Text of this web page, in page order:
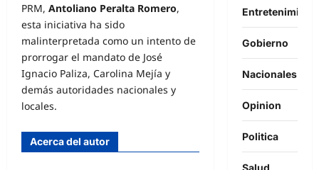
PRM, Antoliano Peralta Romero,
esta iniciativa ha sido
malinterpretada como un intento de
prorrogar el mandato de José
Ignacio Paliza, Carolina Mejía y
demás autoridades nacionales y
locales.
Acerca del autor
Gobierno
Nacionales
Opinion
Politica